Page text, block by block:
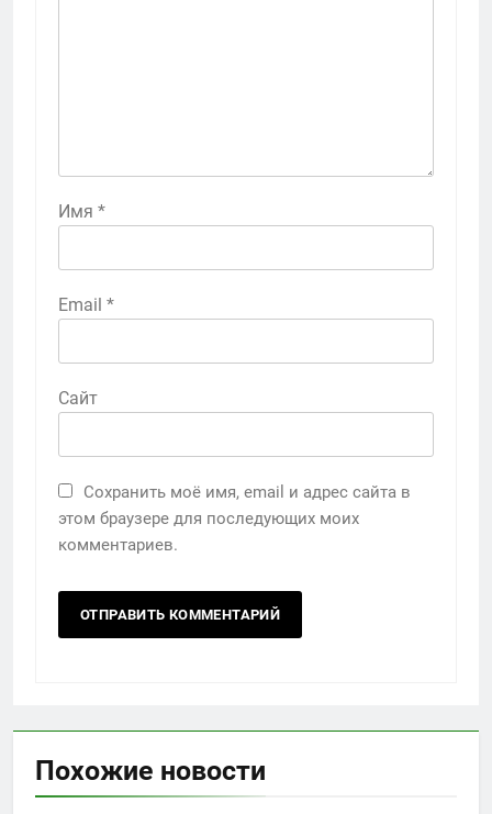
Имя *
Email *
Сайт
Сохранить моё имя, email и адрес сайта в
этом браузере для последующих моих
комментариев.
Похожие новости